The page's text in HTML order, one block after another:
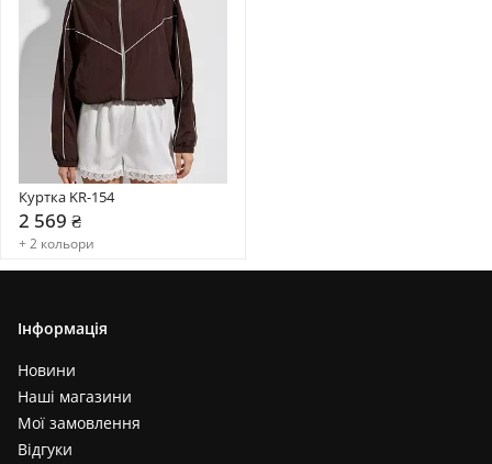
Куртка KR-154
2 569 ₴
+ 2 кольори
Інформація
Новини
Наші магазини
Мої замовлення
Відгуки